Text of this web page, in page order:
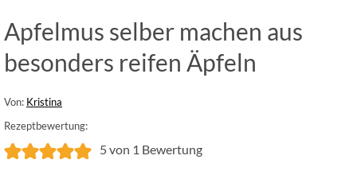
Apfelmus selber machen aus
besonders reifen Äpfeln
Von: Kristina
Rezeptbewertung:
5von 1 Bewertung